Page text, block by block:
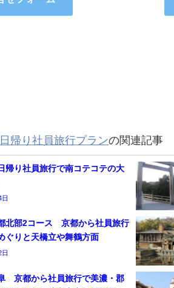
帰り社員旅行プランの関連記事
帰り社員旅行で南コテコテの大
北部2コース 京都から社員旅行
ぐりと天橋立や舞鶴方面
京都から社員旅行で美濃・郡